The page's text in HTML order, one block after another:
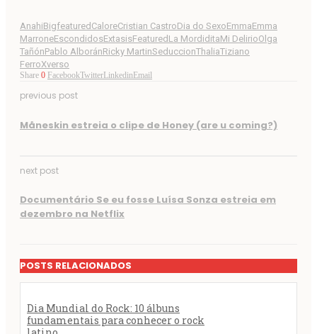
AnahiBigfeatured CaloreCristian CastroDia do SexoEmmaEmma
MarroneEscondidosExtasisFeatured La MordiditaMi DelirioOlga
TañónPablo AlboránRicky MartinSeduccionThaliaTiziano
FerroXverso
Share 0 FacebookTwitter Linkedin Email
previous post
Måneskin estreia o clipe de Honey (are u coming?)
next post
Documentário Se eu fosse Luísa Sonza estreia em
dezembro na Netflix
POSTS RELACIONADOS
Dia Mundial do Rock: 10 álbuns
fundamentais para conhecer o rock